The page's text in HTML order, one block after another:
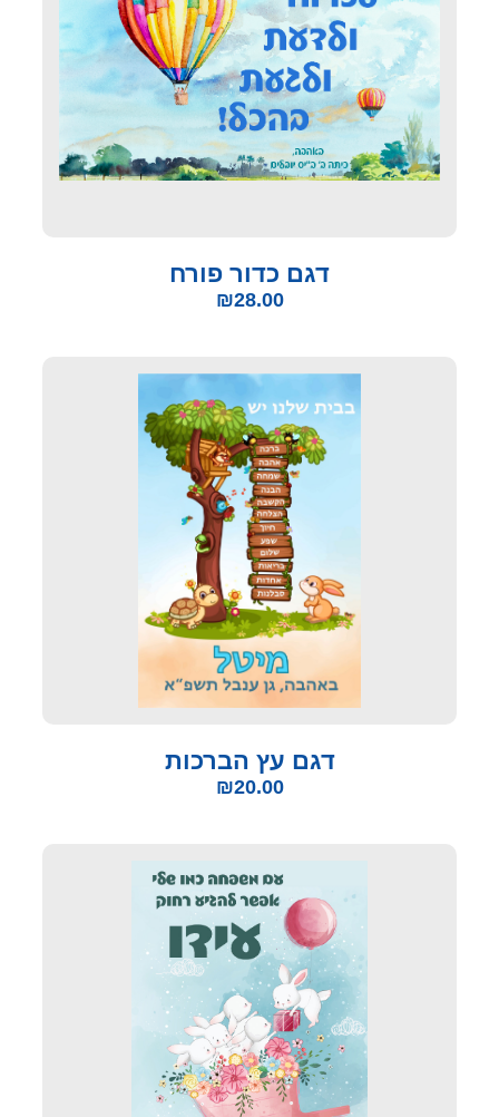
דגם כדור פורח
₪28.00
דגם עץ הברכות
₪20.00